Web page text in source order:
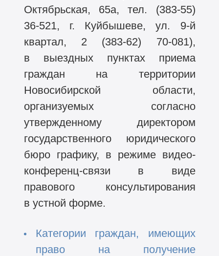
Октябрьская, 65а, тел. (383-55)
36-521, г. Куйбышеве, ул. 9-й
квартал, 2 (383-62)
70-081),
в выездных пунктах приема
граждан на территории
Новосибирской области,
организуемых согласно
утвержденному директором
государственного юридического
бюро графику, в режиме видео-
конференц-связи в виде
правового консультирования
в устной форме.
Категории граждан, имеющих
право на получение